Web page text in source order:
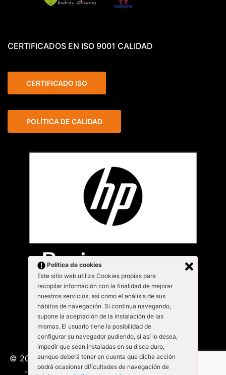
CERTIFICADOS EN ISO 9001 CALIDAD
CERTIFICADO ISO
POLÍTICA DE CALIDAD
© 2026 Kabu Blanu System SL. KabuBlanu System S.L
- Lepant 339/341 (Local 4) 08025 - Barcelona
Política de cookies
Este sitio web utiliza Cookies propias para
recopilar información con la finalidad de mejorar
nuestros servicios, así como el análisis de sus
hábitos de navegación. Si continua navegando,
supone la aceptación de la instalación de las
mismas. El usuario tiene la posibilidad de
configurar su navegador pudiendo, si así lo desea,
impedir que sean instaladas en su disco duro,
aunque deberá tener en cuenta que dicha acción
podrá ocasionar dificultades de navegación de